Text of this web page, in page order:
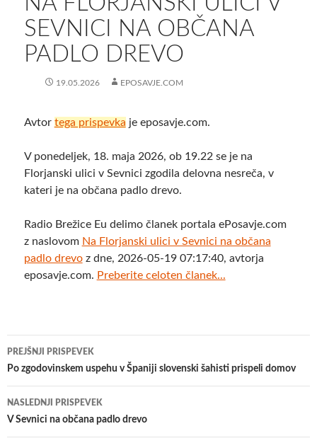
SEVNICI NA OBČANA
PADLO DREVO
19.05.2026 EPOSAVJE.COM
Avtor tega prispevka je eposavje.com.
V ponedeljek, 18. maja 2026, ob 19.22 se je na
Florjanski ulici v Sevnici zgodila delovna nesreča, v
kateri je na občana padlo drevo.
Radio Brežice Eu delimo članek portala ePosavje.com
z naslovom Na Florjanski ulici v Sevnici na občana
padlo drevoz dne, 2026-05-19 07:17:40, avtorja
eposavje.com. Preberite celoten članek...
Krmarjenje
po
prispevkih
PREJŠNJI PRISPEVEK
Po zgodovinskem uspehu v Španiji slovenski šahisti prispeli domov
NASLEDNJI PRISPEVEK
V Sevnici na občana padlo drevo